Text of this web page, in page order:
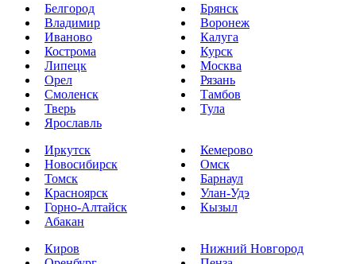
Белгород
Брянск
Владимир
Воронеж
Иваново
Калуга
Кострома
Курск
Липецк
Москва
Орел
Рязань
Смоленск
Тамбов
Тверь
Тула
Ярославль
Иркутск
Кемерово
Новосибирск
Омск
Томск
Барнаул
Красноярск
Улан-Удэ
Горно-Алтайск
Кызыл
Абакан
Киров
Нижний Новгород